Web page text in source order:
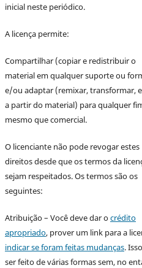
inicial neste periódico.
A licença permite:
Compartilhar (copiar e redistribuir o
material em qualquer suporte ou
e/ou adaptar (remixar, transformar,
a partir do material) para qualquer
mesmo que comercial.
O licenciante não pode revogar estes
direitos desde que os termos da
sejam respeitados. Os termos são os
seguintes:
Atribuição – Você deve dar ocrédito
apropriado, prover um link para a
indicar se foram feitas mudanças.
ser feito de várias formas sem, no